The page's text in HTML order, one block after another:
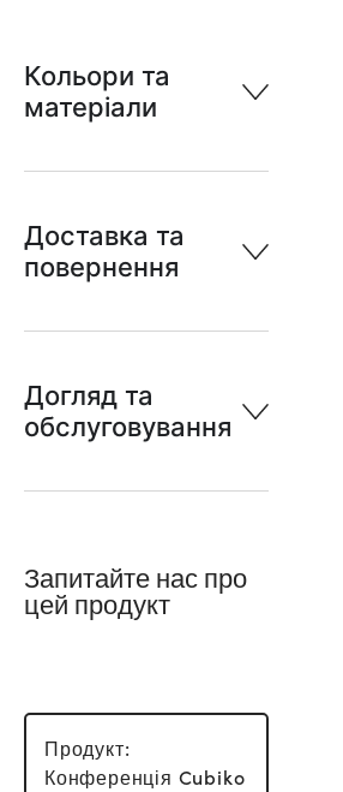
Кольори та
матеріали
Доставка та
повернення
Догляд та
обслуговування
Запитайте нас про
цей продукт
Продукт:
Конференція Cubiko